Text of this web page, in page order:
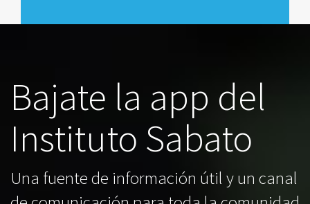
Bajate la app del
Instituto Sabato
Una fuente de información útil y un canal